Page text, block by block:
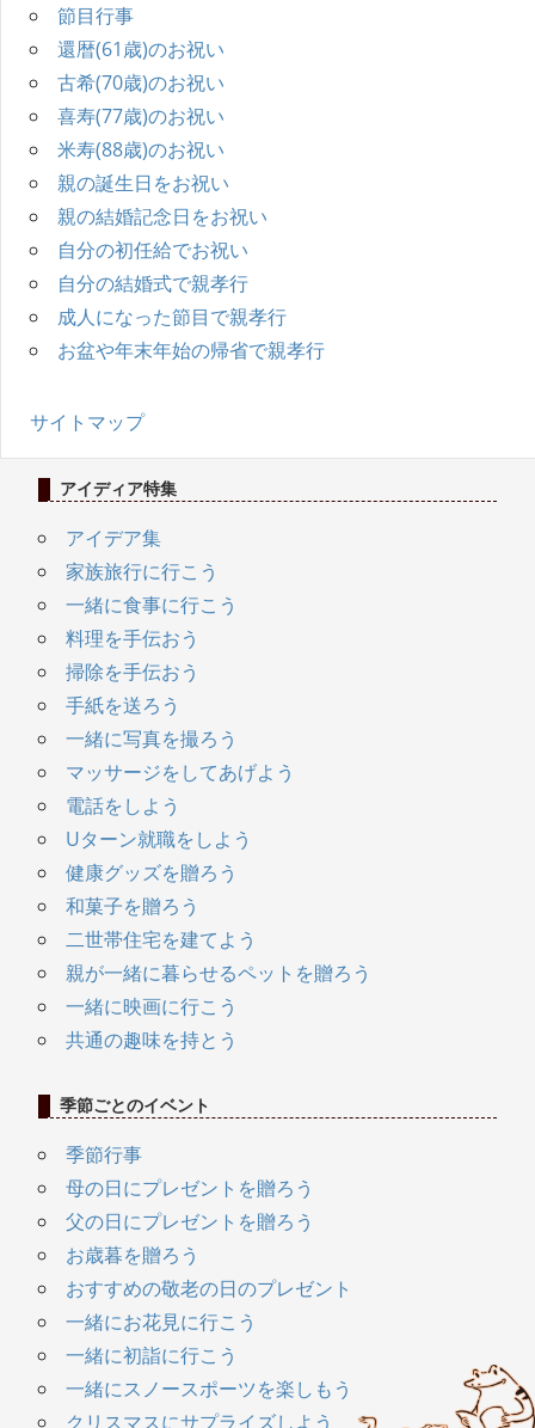
節目行事
還暦(61歳)のお祝い
古希(70歳)のお祝い
喜寿(77歳)のお祝い
米寿(88歳)のお祝い
親の誕生日をお祝い
親の結婚記念日をお祝い
自分の初任給でお祝い
自分の結婚式で親孝行
成人になった節目で親孝行
お盆や年末年始の帰省で親孝行
サイトマップ
アイディア特集
アイデア集
家族旅行に行こう
一緒に食事に行こう
料理を手伝おう
掃除を手伝おう
手紙を送ろう
一緒に写真を撮ろう
マッサージをしてあげよう
電話をしよう
Uターン就職をしよう
健康グッズを贈ろう
和菓子を贈ろう
二世帯住宅を建てよう
親が一緒に暮らせるペットを贈ろう
一緒に映画に行こう
共通の趣味を持とう
季節ごとのイベント
季節行事
母の日にプレゼントを贈ろう
父の日にプレゼントを贈ろう
お歳暮を贈ろう
おすすめの敬老の日のプレゼント
一緒にお花見に行こう
一緒に初詣に行こう
一緒にスノースポーツを楽しもう
クリスマスにサプライズしよう